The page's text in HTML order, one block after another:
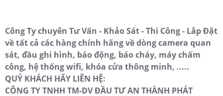
Công Ty chuyên Tư Vấn - Khảo Sát - Thi Công - Lắp Đặt
về tất cả các hàng chính hãng về dòng camera quan
sát, đầu ghi hình, báo động, báo cháy, máy chấm
công, hệ thống wifi, khóa cửa thông minh, .....
QUÝ KHÁCH HÃY LIÊN HỆ:
CÔNG TY TNHH TM-DV ĐẦU TƯ AN THÀNH PHÁT